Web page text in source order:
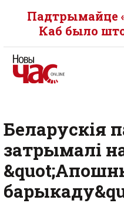
Падтрымайце
Каб было
Беларускія
затрымалі